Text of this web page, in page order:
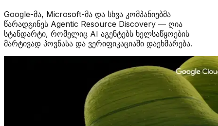
Google-მა, Microsoft-მა და სხვა კომპანიებმა
წარადგინეს Agentic Resource Discovery — ღია
სტანდარტი, რომელიც AI აგენტებს ხელსაწყოების
მარტივად პოვნასა და ვერიფიკაციაში დაეხმარება.